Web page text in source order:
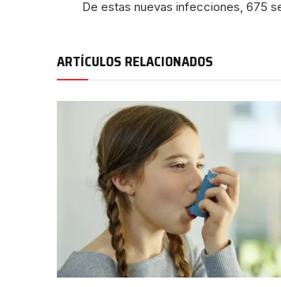
De estas nuevas infecciones, 675
ARTÍCULOS RELACIONADOS